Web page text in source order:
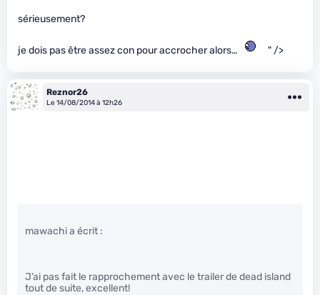
sérieusement?
je dois pas être assez con pour accrocher alors… " />
Reznor26
Le 14/08/2014 à 12h26
mawachi a écrit :
J’ai pas fait le rapprochement avec le trailer de dead island
tout de suite, excellent!